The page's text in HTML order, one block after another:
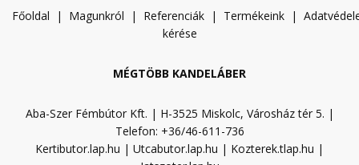
Főoldal | Magunkról | Referenciák | Termékeink | A
kérése
MÉGTÖBB KANDELÁBER
Aba-Szer Fémbútor Kft. | H-3525 Miskolc, Városház tér 5. |
Telefon: +36/46-611-736
Kertibutor.lap.hu | Utcabutor.lap.hu | Kozterek.tlap.hu |